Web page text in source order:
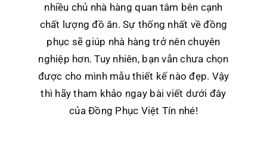
nhiều chủ nhà hàng quan tâm bên cạnh
chất lượng đồ ăn. Sự thống nhất về đồng
phục sẽ giúp nhà hàng trở nên chuyên
nghiệp hơn. Tuy nhiên, bạn vẫn chưa chọn
được cho mình mẫu thiết kế nào đẹp. Vậy
thì hãy tham khảo ngay bài viết dưới đây
của Đồng Phục Việt Tín nhé!